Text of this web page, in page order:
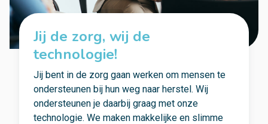
Jij de zorg, wij de
technologie!
Jij bent in de zorg gaan werken om mensen te
ondersteunen bij hun weg naar herstel. Wij
ondersteunen je daarbij graag met onze
technologie. We maken makkelijke en slimme